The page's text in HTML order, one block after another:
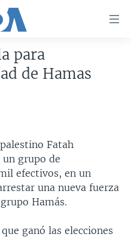
para
de Hamas
Fatah
grupo de
efectivos, en un
una nueva fuerza
Hamás.
ganó las elecciones